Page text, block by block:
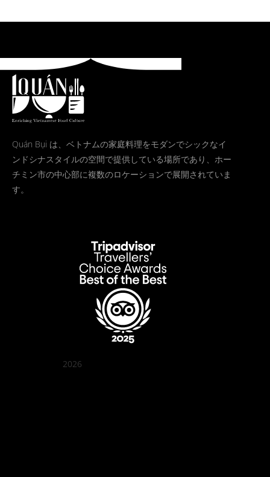
Quán Bụi は、ベトナムの家庭料理をモダンでシックなイ
ンドシナスタイルの空間で提供している場所であり、ホー
チミン市の中心部に複数のロケーションで展開されていま
す。
2026